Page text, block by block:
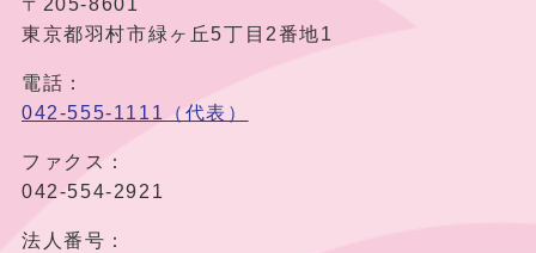
〒205-8601
東京都羽村市緑ヶ丘5丁目2番地1
電話：
042-555-1111（代表）
ファクス：
042-554-2921
法人番号：